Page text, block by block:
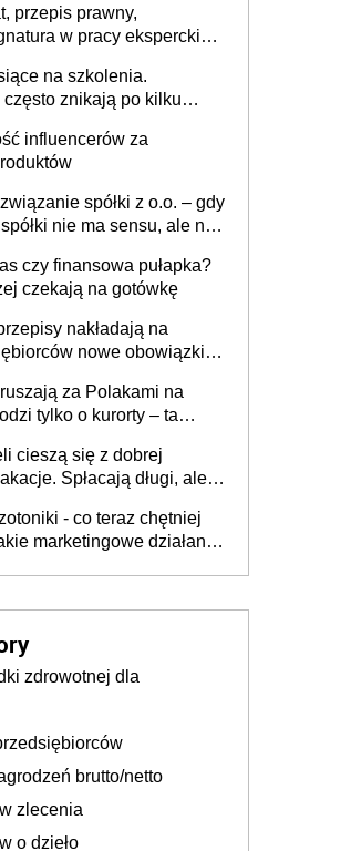
przepis prawny,
w pracy eksperckiej -
na szkolenia.
znikają po kilku
influencerów za
spółki z o.o. – gdy
nie ma sensu, ale nie
czy finansowa pułapka?
czekają na gotówkę
nakładają na
nowe obowiązki w
za Polakami na
tylko o kurorty – ta
urlop po cichu
cieszą się z dobrej
Spłacają długi, ale
- co teraz chętniej
marketingowe działania
zdrowotnej dla
brutto/netto
zlecenia
o dzieło